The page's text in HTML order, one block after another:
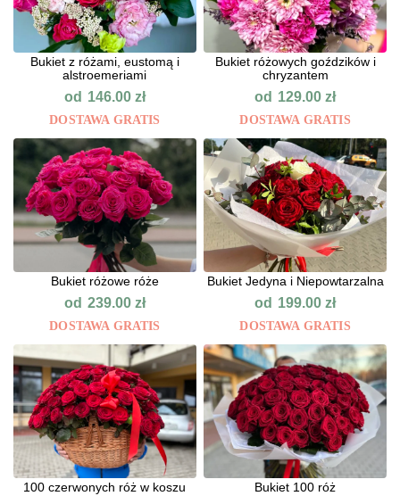
Bukiet z różami, eustomą i
alstroemeriami
od 146.00 zł
DOSTAWA GRATIS
Bukiet różowych goździków i
chryzantem
od 129.00zł
DOSTAWA GRATIS
Bukiet różowe róże
od 239.00 zł
DOSTAWA GRATIS
Bukiet Jedyna i Niepowtarzalna
od 199.00zł
DOSTAWA GRATIS
100 czerwonych róż w koszu Bukiet 100 róż